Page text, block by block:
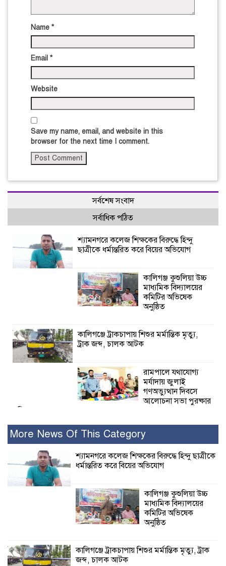
Name *
Email *
Website
Save my name, email, and website in this
browser for the next time I comment.
সর্বশেষ সংবাদ
সর্বাধিক পঠিত
শ্যামনগরে কলেজ শিক্ষকের বিরুদ্ধে হিন্দু
ছাত্রীকে ধর্মান্তরিত করে বিয়ের অভিযোগ
কালিগঞ্জ কুশুলিয়া উচ্চ
মাধ্যমিক বিদ্যালয়ের
কমিটির অভিষেক
অনুষ্ঠিত
কালিগঞ্জে ট্রাকচাপায় শিশুর মর্মান্তিক মৃত্যু,
ট্রাক জব্দ, চালক আটক
রামপালে যথাযোগ্য
মর্যাদায় জুলাই
গণঅভ্যুত্থান দিবসে
আলোচনা সভা পুরষ্কার
২৮ জনের সাক্ষ্য শেষ, কাদেরসহ সাতজনের
জামায়াত: নুরুল হক
নুর
কেন: শহীদ জিসানের বাবার ক্ষোভ
More News Of This Category
শ্যামনগরে কলেজ শিক্ষকের বিরুদ্ধে হিন্দু ছাত্রীকে
ধর্মান্তরিত করে বিয়ের অভিযোগ
কালিগঞ্জ কুশুলিয়া উচ্চ
মাধ্যমিক বিদ্যালয়ের
কমিটির অভিষেক
অনুষ্ঠিত
কালিগঞ্জে ট্রাকচাপায় শিশুর মর্মান্তিক মৃত্যু, ট্রাক
জব্দ, চালক আটক